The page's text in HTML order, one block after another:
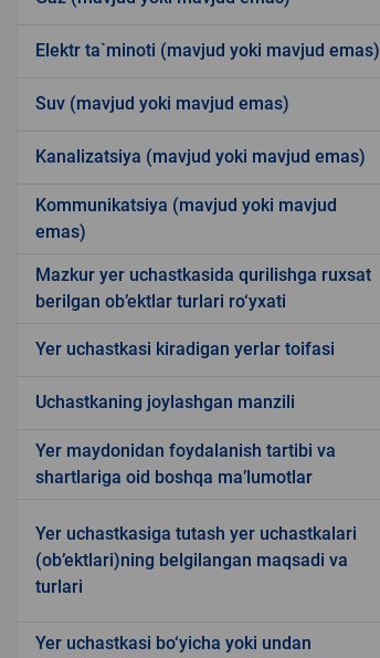
Elektr ta`minoti (mavjud yoki mavjud emas)
Suv (mavjud yoki mavjud emas)
Kanalizatsiya (mavjud yoki mavjud emas)
Kommunikatsiya (mavjud yoki mavjud
emas)
Mazkur yer uchastkasida qurilishga ruxsat
berilgan ob’ektlar turlari ro‘yxati
Yer uchastkasi kiradigan yerlar toifasi
Uchastkaning joylashgan manzili
Yer maydonidan foydalanish tartibi va
shartlariga oid boshqa ma’lumotlar
Yer uchastkasiga tutash yer uchastkalari
(ob’ektlari)ning belgilangan maqsadi va
turlari
Yer uchastkasi bo‘yicha yoki undan